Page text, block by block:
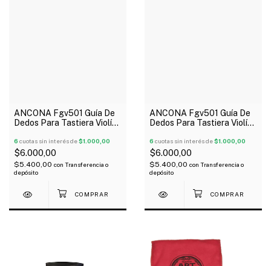
ANCONA Fgv501 Guía De
Dedos Para Tastiera Violín
6 cuotas sin interés de$1.000,00
$6.000,00
$5.400,00 con Transferencia o
depósito
ANCONA Fgv501 Guía De
Dedos Para Tastiera Violín
6 cuotas sin interés de$1.000,00
$6.000,00
$5.400,00 con Transferencia o
depósito